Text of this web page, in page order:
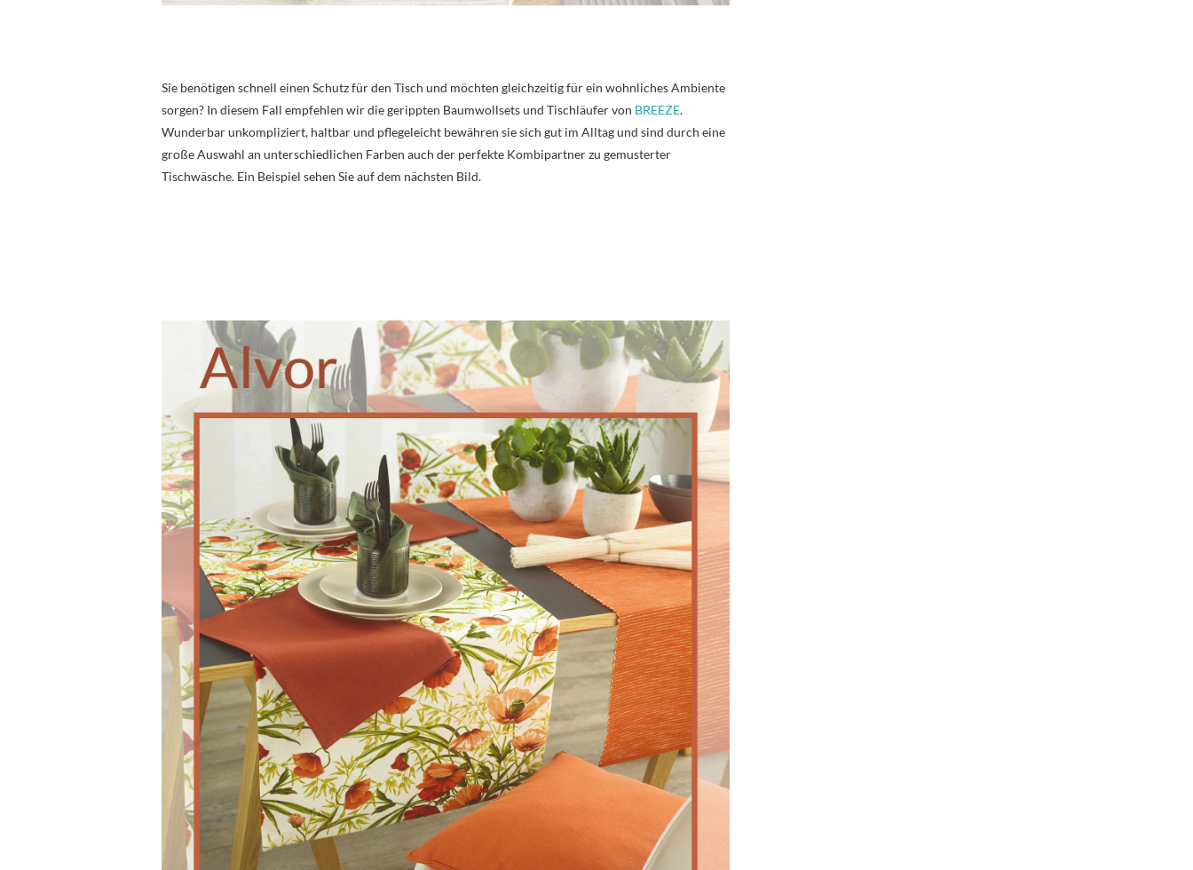
Sie benötigen schnell einen Schutz für den Tisch und möchten gleichzeitig für ein wohnliches Ambiente
sorgen? In diesem Fall empfehlen wir die gerippten Baumwollsets und Tischläufer von BREEZE.
Wunderbar unkompliziert, haltbar und pflegeleicht bewähren sie sich gut im Alltag und sind durch eine
große Auswahl an unterschiedlichen Farben auch der perfekte Kombipartner zu gemusterter
Tischwäsche. Ein Beispiel sehen Sie auf dem nächsten Bild.